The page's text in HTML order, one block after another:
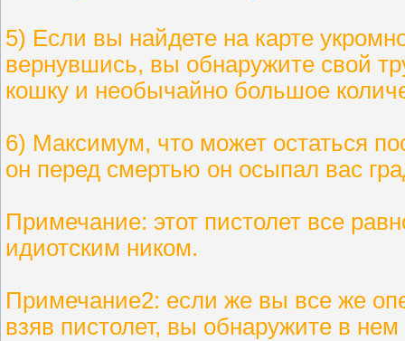
5) Если вы найдете на карте
вернувшись, вы обнаружите свой
кошку и необычайно большое
6) Максимум, что может остаться
он перед смертью он осыпал вас
Примечание: этот пистолет все
идиотским ником.
Примечание2: если же вы все же
взяв пистолет, вы обнаружите в